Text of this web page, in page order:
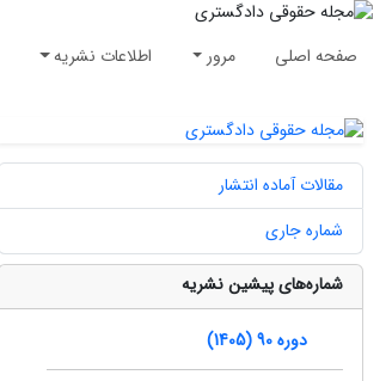
صفحه اصلی مرور اطلاعات نشریه
مقالات آماده انتشار
شماره جاری
شماره‌های پیشین نشریه
دوره 90 (1405)